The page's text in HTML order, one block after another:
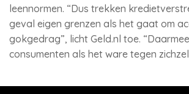
leennormen. “Dus trekken
geval eigen grenzen als het gaat om
gokgedrag”, licht Geld.nl toe.
consumenten als het ware tegen